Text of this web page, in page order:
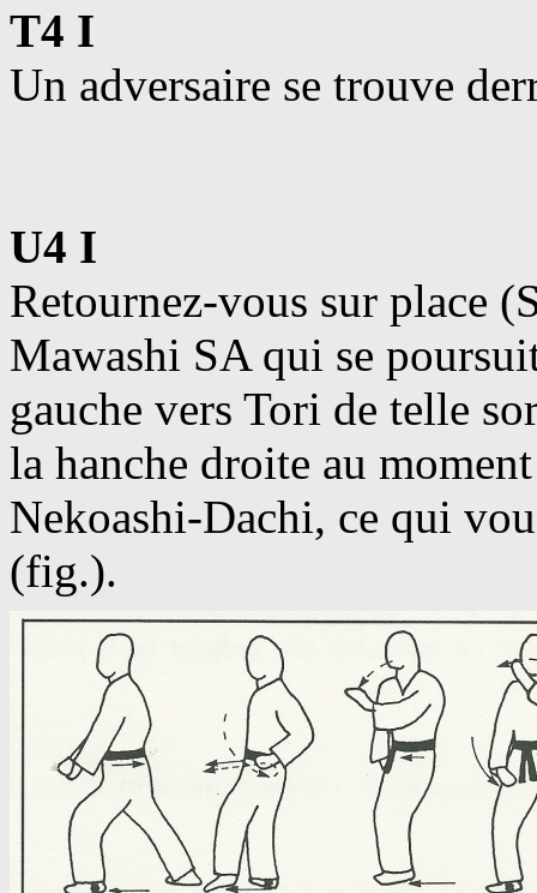
T4 I
Un adversaire se trouve
U4 I
Retournez-vous sur place
Mawashi SA qui se
gauche vers Tori de telle
la hanche droite au
Nekoashi-Dachi, ce qui
(fig.).